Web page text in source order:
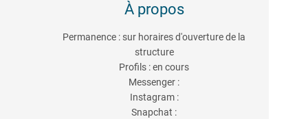
À propos
Permanence : sur horaires d'ouverture de la
structure
Profils : en cours
Messenger :
Instagram :
Snapchat :